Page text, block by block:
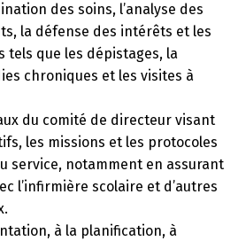
des soins, l’analyse des
la défense des intérêts et les
tels que les dépistages, la
chroniques et les visites à
du comité de directeur visant
les missions et les protocoles
service, notamment en assurant
l’infirmière scolaire et d’autres
à la planification, à